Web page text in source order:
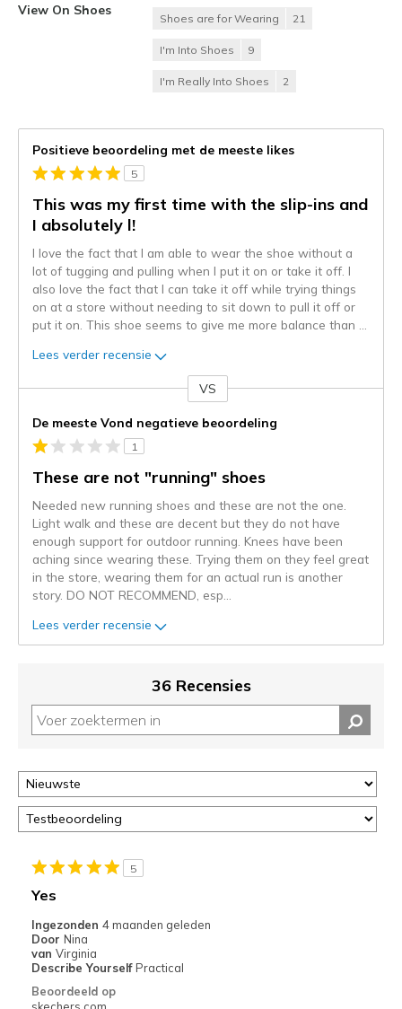
View On Shoes
Shoes are for Wearing 21
I'm Into Shoes 9
I'm Really Into Shoes 2
Positieve beoordeling met de meeste likes
5
This was my first time with the slip-ins and
I absolutely l!
I love the fact that I am able to wear the shoe without a
lot of tugging and pulling when I put it on or take it off. I
also love the fact that I can take it off while trying things
on at a store without needing to sit down to pull it off or
put it on. This shoe seems to give me more balance than
Lees verder recensie
content
wordt
momenteel
gemigreerd
de
niejee
page_id.
kunt
de
status
van
deze
of
door
<a
href="javascript:location.href=location.pathname;">hier</a>
page
met
migratiegeschiedenis
van
de
VS
De meeste Vond negatieve beoordeling
1
These are not "running" shoes
Needed new running shoes and these are not the one.
Light walk and these are decent but they do not have
enough support for outdoor running. Knees have been
aching since wearing these. Trying them on they feel great
in the store, wearing them for an actual run is another
story. DO NOT RECOMMEND, esp
Lees verder recensie
36 Recensies
5
Yes
Ingezonden 4 maanden geleden
Door Nina
van Virginia
Describe Yourself Practical
Beoordeeld op
skechers.com